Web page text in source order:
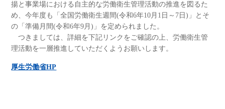
揚と事業場における自主的な労働衛生管理活動の推進を図るた
め、今年度も「全国労働衛生週間(令和6年10月1日～7日)」とそ
の「準備月間(令和6年9月)」を定められました。
つきましては、詳細を下記リンクをご確認の上、労働衛生管
理活動を一層推進していただくようお願いします。
厚生労働省HP